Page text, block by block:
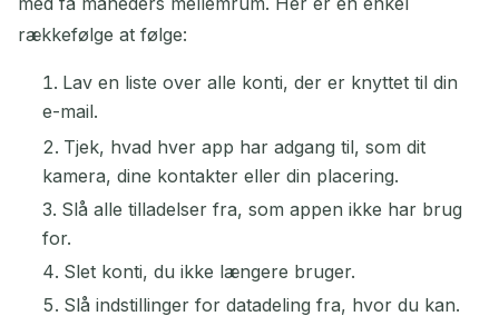
rækkefølge at følge:
Lav en liste over alle konti, der er knyttet til din
e-mail.
Tjek, hvad hver app har adgang til, som dit
kamera, dine kontakter eller din placering.
Slå alle tilladelser fra, som appen ikke har brug
for.
Slet konti, du ikke længere bruger.
Slå indstillinger for datadeling fra, hvor du kan.